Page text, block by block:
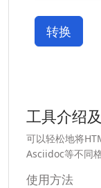
转换
工具介绍
可以轻松地将
Asciidoc等不同
使用方法